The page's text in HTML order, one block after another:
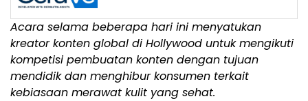
Acara selama beberapa hari ini menyatukan
kreator konten global di Hollywood untuk mengikuti
kompetisi pembuatan konten dengan tujuan
mendidik dan menghibur konsumen terkait
kebiasaan merawat kulit yang sehat.